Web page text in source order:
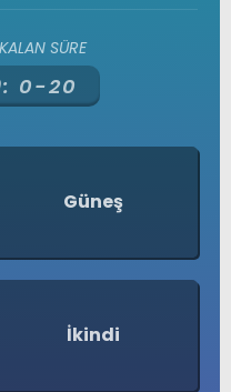
SÜRE
0-20
Güneş
İkindi